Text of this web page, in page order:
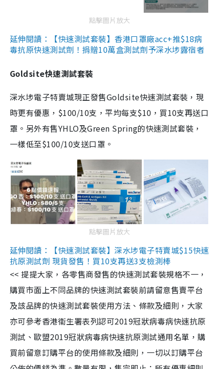
點擊圖片放大
延伸閱讀：【快速測試套裝】香港口罩廠acc+推$18病
毒抗原快速測試劑！捐贈10萬盒測試劑予深水埗露宿者
Goldsite快速測試套裝
深水埗電子特賣城現正發售Goldsite快速測試套裝，現
時更有優惠，$100/10支，平均每支$10，買10支再送口
罩。另外有售YHLO及Green Spring的快速測試套裝，
一樣低至$100/10支送口罩。
點擊圖片放大
延伸閱讀：【快速測試套裝】深水埗電子特賣城$15快速
抗原測試劑 現貨發售！買10支再送3支檢測棒
<< 提提大家，各零售商發售的快速測試套裝規格不一，
購買市面上不同品牌的快速測試套裝前請留意售賣平台
及該品牌的快速測試套裝使用方法、條款及細則，大家
亦可參考香港衞生署表列認可2019冠狀病毒病快速抗原
測試、歐盟2019冠狀病毒病快速抗原測試通用名單，購
買前留意訂購平台的使用條款及細則，一切以訂購平台